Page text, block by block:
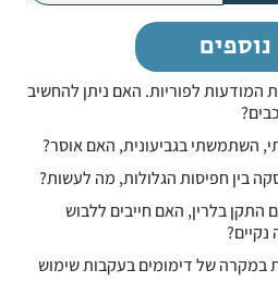
המודעות לפוריות. האם ניתן להחשיב
השתמשתי בגביעונית, האם אוסר?
בין חפיסות הגלולות, מה לעשות?
התקן בלרין, האם חייבים ללבוש
במקרה של דימומים בעקבות שימוש